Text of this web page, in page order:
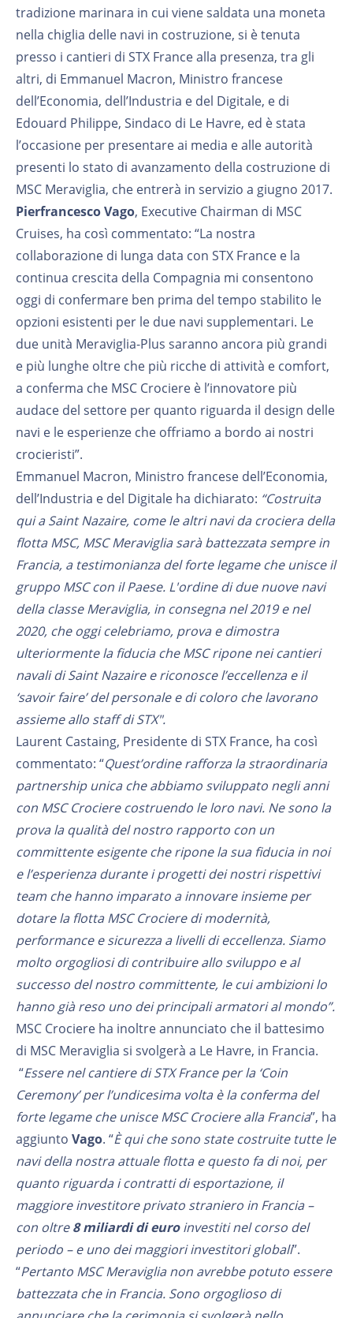
tradizione marinara in cui viene saldata una moneta
nella chiglia delle navi in costruzione, si è tenuta
presso i cantieri di STX France alla presenza, tra gli
altri, di Emmanuel Macron, Ministro francese
dell’Economia, dell’Industria e del Digitale, e di
Edouard Philippe, Sindaco di Le Havre, ed è stata
l’occasione per presentare ai media e alle autorità
presenti lo stato di avanzamento della costruzione di
MSC Meraviglia, che entrerà in servizio a giugno 2017.
Pierfrancesco Vago, Executive Chairman di MSC
Cruises, ha così commentato: “La nostra
collaborazione di lunga data con STX France e la
continua crescita della Compagnia mi consentono
oggi di confermare ben prima del tempo stabilito le
opzioni esistenti per le due navi supplementari. Le
due unità Meraviglia-Plus saranno ancora più grandi
e più lunghe oltre che più ricche di attività e comfort,
a conferma che MSC Crociere è l’innovatore più
audace del settore per quanto riguarda il design delle
navi e le esperienze che offriamo a bordo ai nostri
crocieristi”.
Emmanuel Macron, Ministro francese dell’Economia,
dell’Industria e del Digitale ha dichiarato: “Costruita
qui a Saint Nazaire, come le altri navi da crociera della
flotta MSC, MSC Meraviglia sarà battezzata sempre in
Francia, a testimonianza del forte legame che unisce il
gruppo MSC con il Paese. L'ordine di due nuove navi
della classe Meraviglia, in consegna nel 2019 e nel
2020, che oggi celebriamo, prova e dimostra
ulteriormente la fiducia che MSC ripone nei cantieri
navali di Saint Nazaire e riconosce l’eccellenza e il
‘savoir faire’ del personale e di coloro che lavorano
assieme allo staff di STX".
Laurent Castaing, Presidente di STX France, ha così
commentato: “Quest’ordine rafforza la straordinaria
partnership unica che abbiamo sviluppato negli anni
con MSC Crociere costruendo le loro navi. Ne sono la
prova la qualità del nostro rapporto con un
committente esigente che ripone la sua fiducia in noi
e l’esperienza durante i progetti dei nostri rispettivi
team che hanno imparato a innovare insieme per
dotare la flotta MSC Crociere di modernità,
performance e sicurezza a livelli di eccellenza. Siamo
molto orgogliosi di contribuire allo sviluppo e al
successo del nostro committente, le cui ambizioni lo
hanno già reso uno dei principali armatori al mondo”.
MSC Crociere ha inoltre annunciato che il battesimo
di MSC Meraviglia si svolgerà a Le Havre, in Francia.
“Essere nel cantiere di STX France per la ‘Coin
Ceremony’ per l’undicesima volta è la conferma del
forte legame che unisce MSC Crociere alla Francia”, ha
aggiunto Vago. “È qui che sono state costruite tutte le
navi della nostra attuale flotta e questo fa di noi, per
quanto riguarda i contratti di esportazione, il
maggiore investitore privato straniero in Francia –
con oltre8 miliardi di euroinvestiti nel corso del
periodo – e uno dei maggiori investitori globali”.
“Pertanto MSC Meraviglia non avrebbe potuto essere
battezzata che in Francia. Sono orgoglioso di